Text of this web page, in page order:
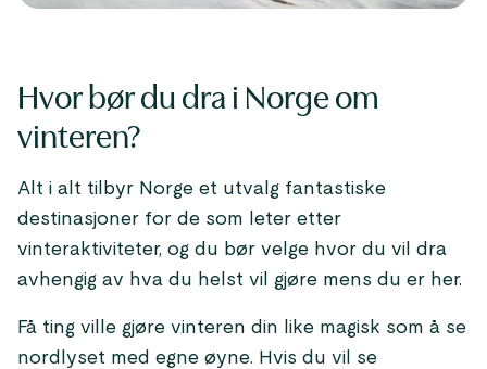
Hvor bør du dra i Norge om
vinteren?
Alt i alt tilbyr Norge et utvalg fantastiske
destinasjoner for de som leter etter
vinteraktiviteter, og du bør velge hvor du vil dra
avhengig av hva du helst vil gjøre mens du er her.
Få ting ville gjøre vinteren din like magisk som å se
nordlyset med egne øyne. Hvis du vil se